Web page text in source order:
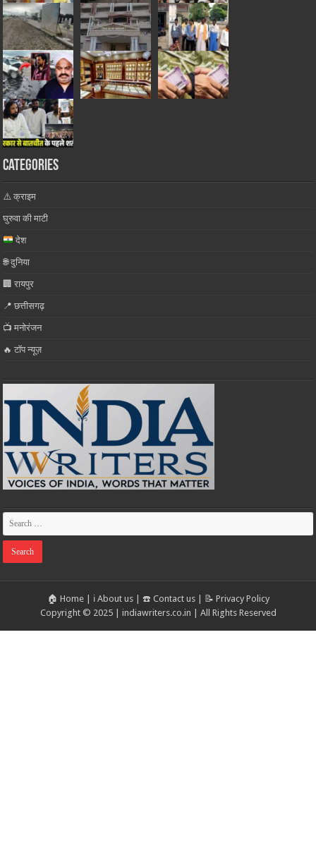
Categories
⚠️ क्राइम
घुरुवा की माटी
देश
🌐 दुनिया
🏢 रायपुर
📍 छत्तीसगढ़
📺 मनोरंजन
🔥 टॉप न्यूज़
🏠 Home| ℹ️ About us| ☎️ Contact us| 📝 Privacy Policy
Copyright © 2025 | indiawriters.co.in | All Rights Reserved